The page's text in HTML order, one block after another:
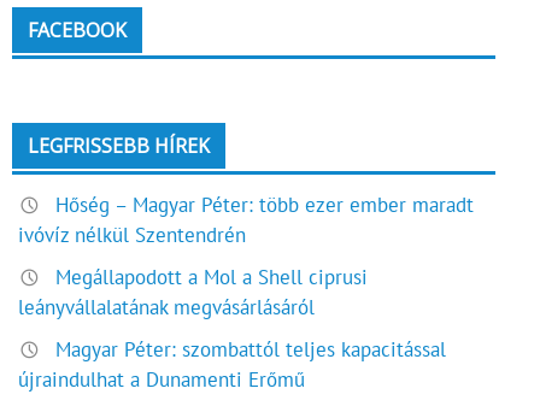
FACEBOOK
LEGFRISSEBB HÍREK
Hőség – Magyar Péter: több ezer ember maradt
ivóvíz nélkül Szentendrén
Megállapodott a Mol a Shell ciprusi
leányvállalatának megvásárlásáról
Magyar Péter: szombattól teljes kapacitással
újraindulhat a Dunamenti Erőmű